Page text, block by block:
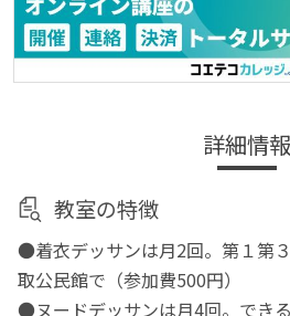
詳細情報
教室の特徴
●着衣デッサンは月2回。第１第
取公民館で（参加費500円）
●ヌードデッサンは月4回。でき